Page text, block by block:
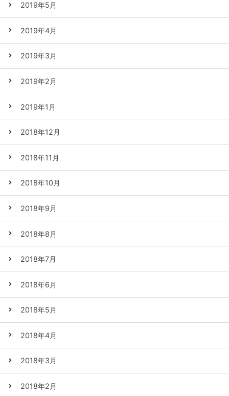
2019年5月
2019年4月
2019年3月
2019年2月
2019年1月
2018年12月
2018年11月
2018年10月
2018年9月
2018年8月
2018年7月
2018年6月
2018年5月
2018年4月
2018年3月
2018年2月